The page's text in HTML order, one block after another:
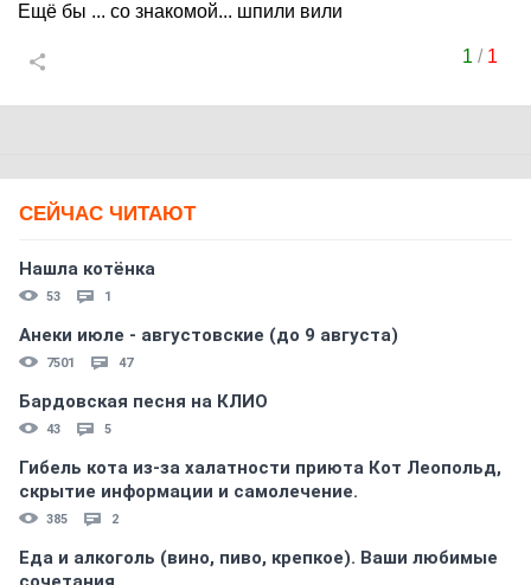
Ещё бы ... со знакомой... шпили вили
1 / 1
СЕЙЧАС ЧИТАЮТ
Нашла котёнка
53 1
Анеки июле - августовские (до 9 августа)
7501 47
Бардовская песня на КЛИО
43 5
Гибель кота из-за халатности приюта Кот Леопольд,
скрытиe информации и самолечение.
385 2
Еда и алкоголь (вино, пиво, крепкое). Ваши любимые